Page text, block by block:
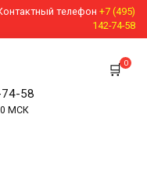
телефон +7 (495)
142-74-58
58
МСК
0